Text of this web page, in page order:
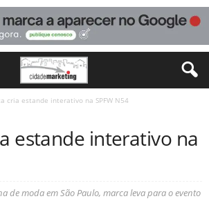
cria estande interativo na SPFW N54
estande interativo na
de moda em São Paulo, marca leva para o evento